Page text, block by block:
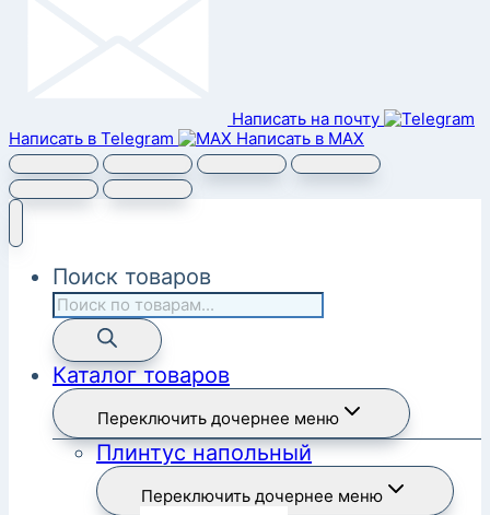
Написать на почту
Написать в Telegram
Написать в MAX
Поиск товаров
Каталог товаров
Переключить дочернее меню
Плинтус напольный
Переключить дочернее меню